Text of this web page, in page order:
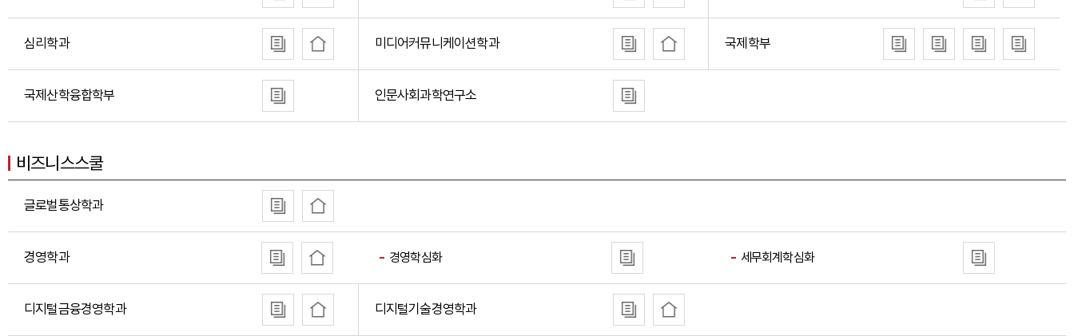
심리학과 미디어커뮤니케이션학과 국제학부
국제산학융합학부 인문사회과학연구소
비즈니스스쿨
글로벌통상학과
경영학과 경영학심화 세무회계학심화
디지털금융경영학과 디지털기술경영학과